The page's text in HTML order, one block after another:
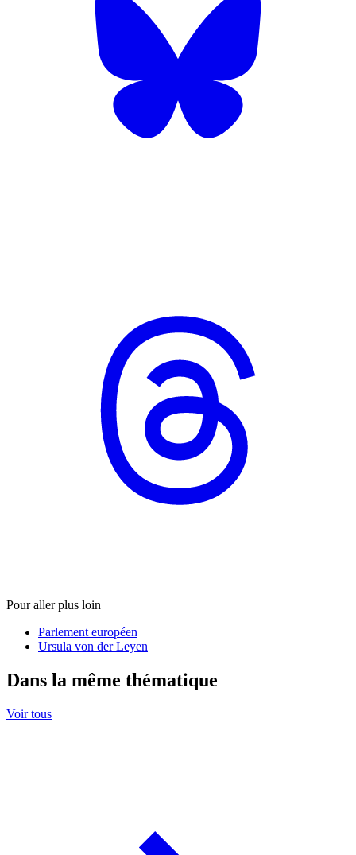
Pour aller plus loin
Parlement européen
Ursula von der Leyen
Dans la même thématique
Voir tous